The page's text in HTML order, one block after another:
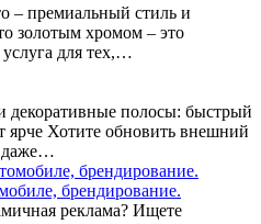
– премиальный стиль и
золотым хромом – это
для тех,…
декоративные полосы: быстрый
ярче Хотите обновить внешний
даже…
брендирование.
реклама? Ищете